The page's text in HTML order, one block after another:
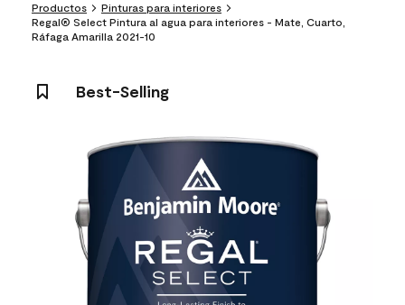
Productos
Pinturas para interiores
Regal® Select Pintura al agua para interiores - Mate, Cuarto,
Ráfaga Amarilla 2021-10
Best-Selling